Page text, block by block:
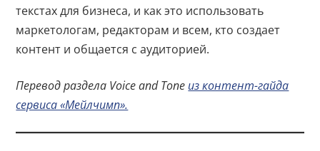
текстах для бизнеса, и как это использовать
маркетологам, редакторам и всем, кто создает
контент и общается с аудиторией.
Перевод раздела Voice and Tone из контент-гайда
сервиса «Мейлчимп».